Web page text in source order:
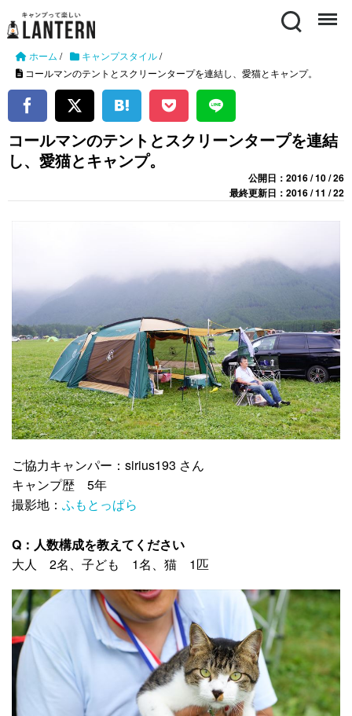
Search Menu
ホーム / キャンプスタイル/
コールマンのテントとスクリーンタープを連結し、愛猫とキャンプ。
コールマンのテントとスクリーンタープを連結
し、愛猫とキャンプ。
公開日：2016 / 10 / 26
最終更新日：2016 / 11 / 22
ご協力キャンパー：sirius193 さん
キャンプ歴 5年
撮影地： ふもとっぱら
Q：人数構成を教えてください
大人 2名、子ども 1名、猫 1匹